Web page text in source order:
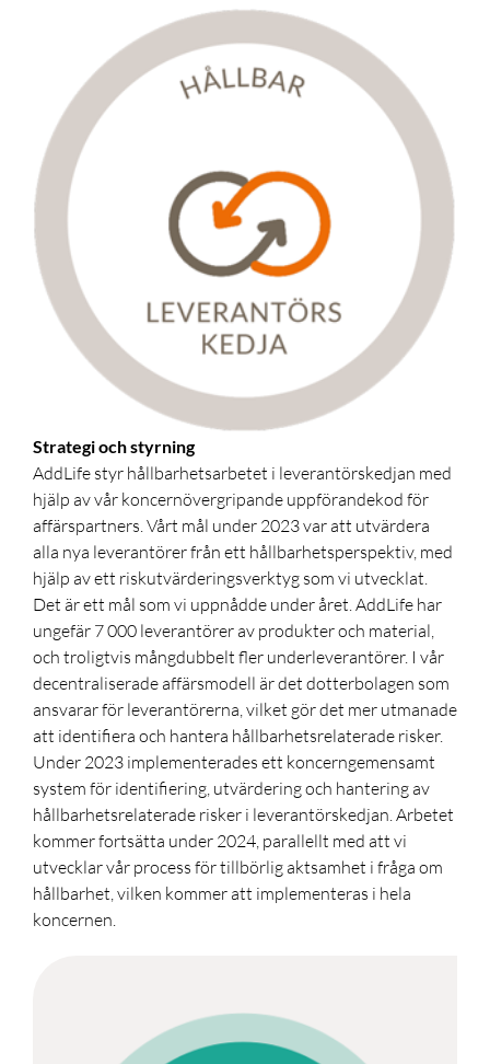
Strategi och styrning
AddLife styr hållbarhetsarbetet i leverantörskedjan med
hjälp av vår koncernövergripande uppförandekod för
affärspartners. Vårt mål under 2023 var att utvärdera
alla nya leverantörer från ett hållbarhetsperspektiv, med
hjälp av ett riskutvärderingsverktyg som vi utvecklat.
Det är ett mål som vi uppnådde under året. AddLife har
ungefär 7 000 leverantörer av produkter och material,
och troligtvis mångdubbelt fler underleverantörer. I vår
decentraliserade affärsmodell är det dotterbolagen som
ansvarar för leverantörerna, vilket gör det mer utmanade
att identifiera och hantera hållbarhetsrelaterade risker.
Under 2023 implementerades ett koncerngemensamt
system för identifiering, utvärdering och hantering av
hållbarhetsrelaterade risker i leverantörskedjan. Arbetet
kommer fortsätta under 2024 parallellt med att vi
utvecklar vår process för tillbörlig aktsamhet i fråga om
hållbarhet vilken kommer att implementeras i hela
koncernen.